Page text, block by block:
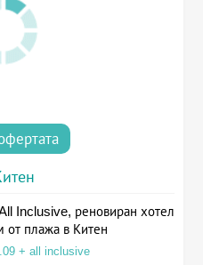
Inclusive, реновиран хотел
от плажа в Китен
+ all inclusive